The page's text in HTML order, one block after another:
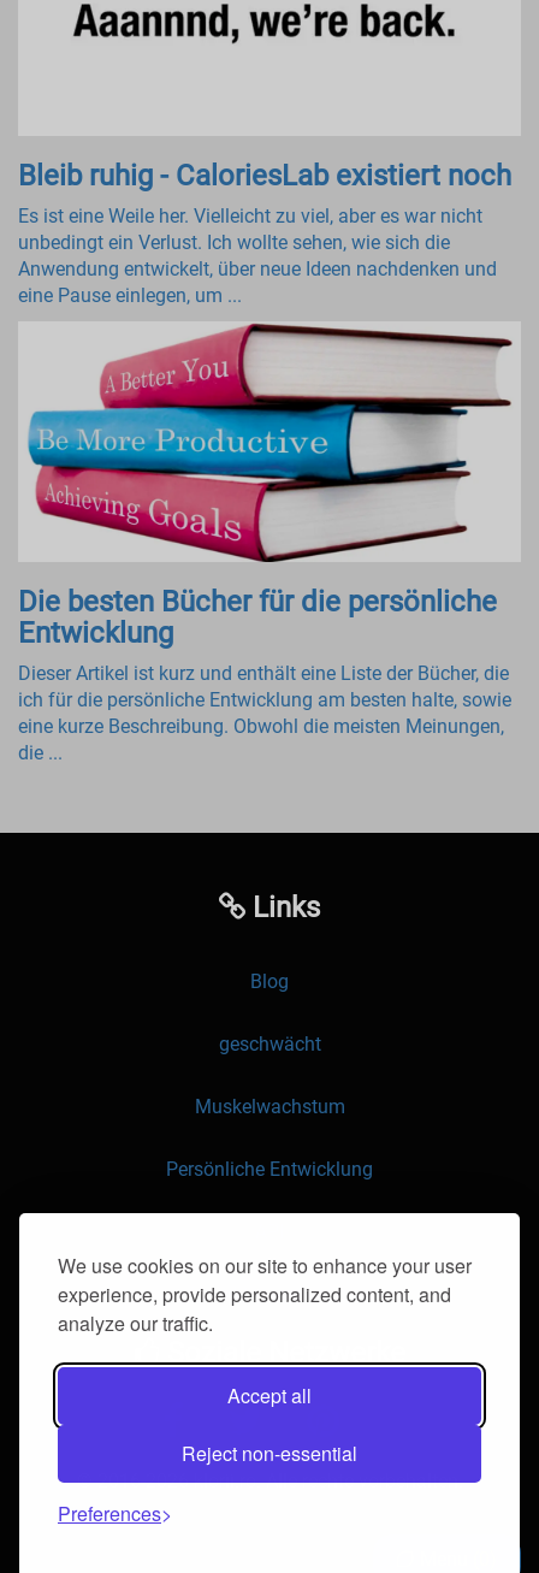
We use cookies on our site to enhance your user
experience, provide personalized content, and
analyze our traffic.
Accept all
Reject non-essential
Preferences
Bleib ruhig - CaloriesLab existiert noch
Es ist eine Weile her. Vielleicht zu viel, aber es war nicht
unbedingt ein Verlust. Ich wollte sehen, wie sich die
Anwendung entwickelt, über neue Ideen nachdenken und
eine Pause einlegen, um ...
Die besten Bücher für die persönliche
Entwicklung
Dieser Artikel ist kurz und enthält eine Liste der Bücher, die
ich für die persönliche Entwicklung am besten halte, sowie
eine kurze Beschreibung. Obwohl die meisten Meinungen,
die ...
Links
Blog
geschwächt
Muskelwachstum
Persönliche Entwicklung
Kontaktieren Sie uns
© 2016-2026 klorii.ro. Alle rechte vorbehalten.